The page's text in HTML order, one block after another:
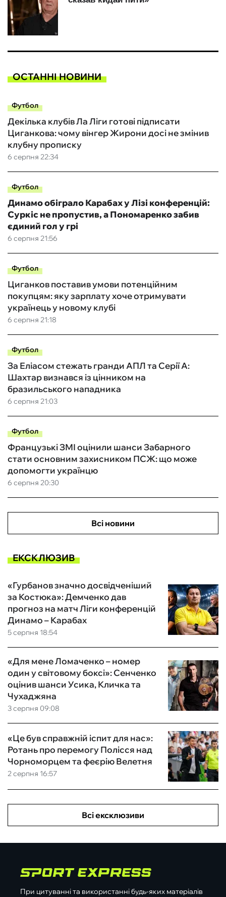
ОСТАННІ НОВИНИ
Футбол
6 серпня 22:34
Декілька клубів Ла Ліги готові підписати
Циганкова: чому вінгер Жирони досі не змінив
клубну прописку
Футбол
6 серпня 21:56
Динамо обіграло Карабах у Лізі конференцій:
Суркіс не пропустив, а Пономаренко забив
єдиний гол у грі
Футбол
6 серпня 21:18
Циганков поставив умови потенційним
покупцям: яку зарплату хоче отримувати
українець у новому клубі
Футбол
6 серпня 21:03
За Еліасом стежать гранди АПЛ та Серії А:
Шахтар визнався із цінником на
бразильського нападника
Футбол
6 серпня 20:30
Французькі ЗМІ оцінили шанси Забарного
стати основним захисником ПСЖ: що може
допомогти українцю
Всі новини
ЕКСКЛЮЗИВ
5 серпня 18:54
«Гурбанов значно досвідченіший
за Костюка»: Демченко дав
прогноз на матч Ліги конференцій
Динамо – Карабах
3 серпня 09:08
«Для мене Ломаченко – номер
один у світовому боксі»: Сенченко
оцінив шанси Усика, Кличка та
Чухаджяна
2 серпня 16:57
«Це був справжній іспит для нас»:
Ротань про перемогу Полісся над
Чорноморцем та феєрію Велетня
Всі ексклюзиви
При цитуванні та використанні будь-яких матеріалів